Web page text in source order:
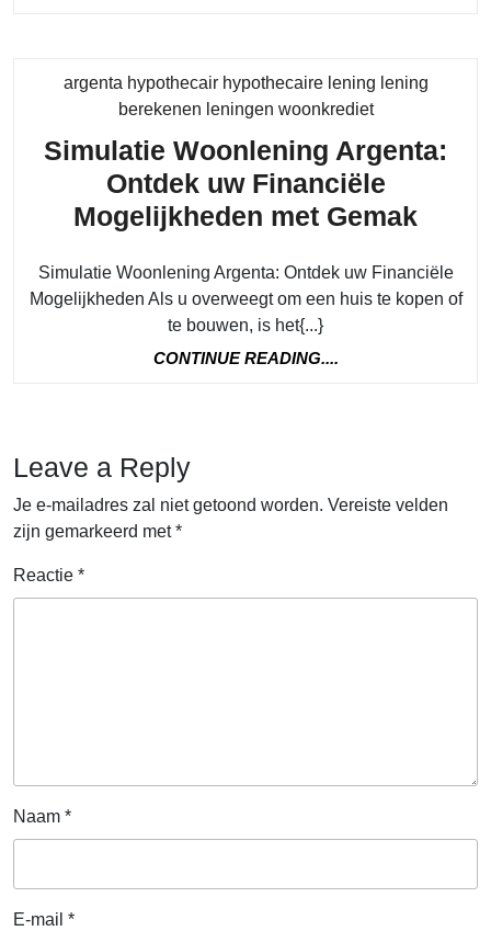
argenta hypothecair hypothecaire lening lening
berekenen leningen woonkredietCategory
Simulatie Woonlening Argenta:
Ontdek uw Financiële
Mogelijkheden met Gemak
Simulatie Woonlening Argenta: Ontdek uw Financiële
Mogelijkheden Als u overweegt om een huis te kopen of
te bouwen, is het{...}
CONTINUE READING....
Leave a Reply
Je e-mailadres zal niet getoond worden. Vereiste velden
zijn gemarkeerd met*
Reactie *
Naam *
E-mail *